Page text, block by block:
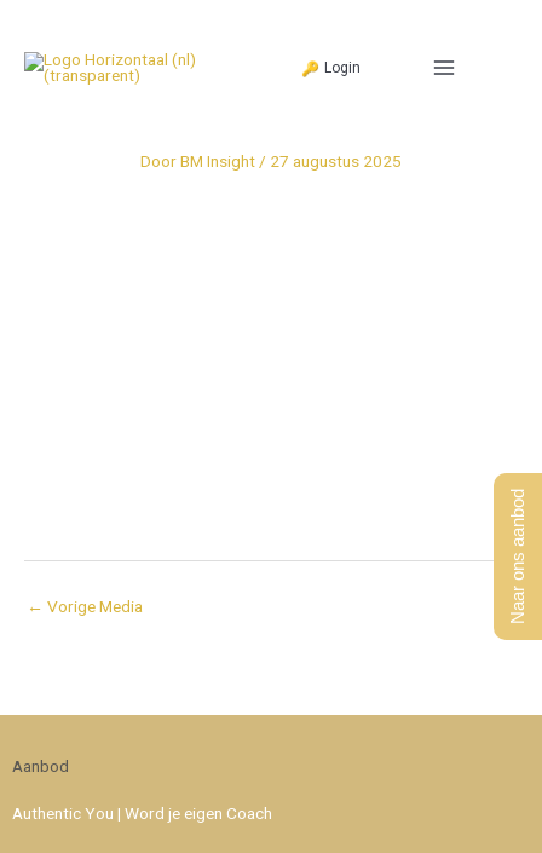
Login
DoorBM Insight / 27 augustus 2025
← Vorige Media
Aanbod
Authentic You | Word je eigen Coach
Naar ons aanbod